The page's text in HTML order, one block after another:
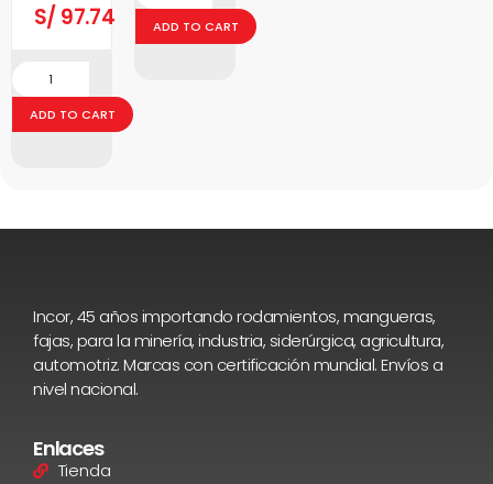
S/ 97.74
ADD TO CART
ADD TO CART
Incor, 45 años importando rodamientos, mangueras,
fajas, para la minería, industria, siderúrgica, agricultura,
automotriz. Marcas con certificación mundial. Envíos a
nivel nacional.
Enlaces
Tienda